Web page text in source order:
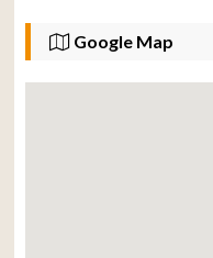
Google Map